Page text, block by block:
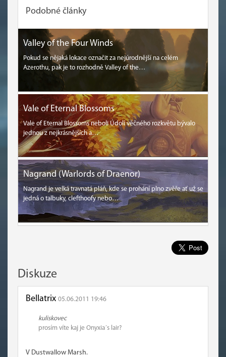
Podobné články
Valley of the Four Winds
Pokud se nějaká lokace označit za nejúrodnější na celém
Azerothu, pak je to rozhodně Valley of the…
Vale of Eternal Blossoms
Vale of Eternal Blossoms neboli Údolí věčného rozkvětu bývalo
jednou z nejkrásnějších a…
Nagrand (Warlords of Draenor)
Nagrand je velká travnatá pláň, kde se prohání plno zvěře ať už se
jedná o talbuky, clefthoofy nebo…
Diskuze
Bellatrix 05.06.2011 19:46
kuliskovec
prosím víte kaj je Onyxia´s lair?
V Dustwallow Marsh.